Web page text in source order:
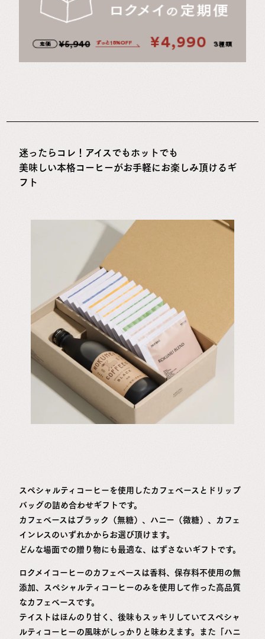
迷ったらコレ！アイスでもホットでも
美味しい本格コーヒーがお手軽にお楽しみ頂けるギ
フト
スペシャルティコーヒーを使用したカフェベースとドリップ
バッグの詰め合わせギフトです。
カフェベースはブラック（無糖）、ハニー（微糖）、カフェ
インレスのいずれかからお選び頂けます。
どんな場面での贈り物にも最適な、はずさないギフトです。
ロクメイコーヒーのカフェベースは香料、保存料不使用の無
添加、スペシャルティコーヒーのみを使用して作った高品質
なカフェベースです。
テイストはほんのり甘く、後味もスッキリしていてスペシャ
ルティコーヒーの風味がしっかりと味わえます。また「ハニ